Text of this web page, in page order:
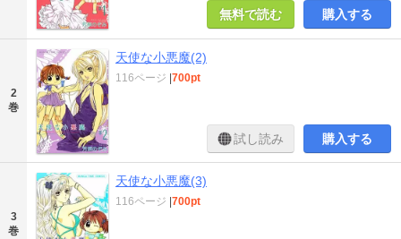
無料で読む 購入する
2
巻
天使な小悪魔(2)
116ページ 700pt
試し読み 購入する
3
巻
天使な小悪魔(3)
116ページ 700pt